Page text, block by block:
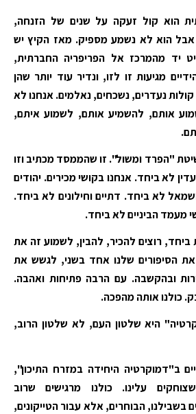
הוא קול זעקה על שנים של הזנחה,
אבל הוא לא נשמע מספיק. מאז הקיץ יש
יד מהמרכז אל הפריפריה החברתית,
מגיעות זו לזו, ונדיר עוד יותר שהן
נעדרים, נשכחים, נאלמים. אנחנו לא
אותם, להשמיע אותם, לשמוע איתם,
"הפרד ומשול". זו שהממסד מכתיב וזו
לא ביחד. אנחנו בקושי מכירים. יהודים
לא ביחד. דתיים וחילונים לא ביחד.
מעמד הביניים לא ביחד.
ביחד, רוצים להכיר, להבין, לשמוע זה את
הסיפורים שלנו אחד בשני, לגשש את
ובהקשבה. עם הרבה פתיחות ואהבה.
כולנו אותה מהפכה.
היא שלטון העם, לא שלטון הרוב,
ב"דמוקרטיה היחידה במזרח התיכון",
עלינו. כולנו מרגישים שרוב
בשבילנו, הבוחרים, אלא עבור הטייקונים,